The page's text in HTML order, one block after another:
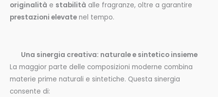
originalità e stabilità alle fragranze, oltre a garantire
prestazioni elevate nel tempo.
Una sinergia creativa: naturale e sintetico insieme
La maggior parte delle composizioni moderne combina
materie prime naturali e sintetiche. Questa sinergia
consente di: